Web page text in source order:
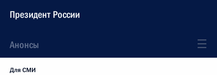
Президент России
Анонсы
Для СМИ